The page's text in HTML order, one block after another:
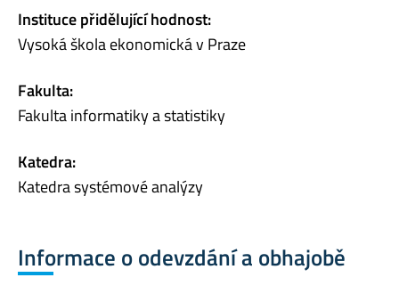
Instituce přidělující hodnost:
Vysoká škola ekonomická v Praze
Fakulta:
Fakulta informatiky a statistiky
Katedra:
Katedra systémové analýzy
Informace o odevzdání a obhajobě